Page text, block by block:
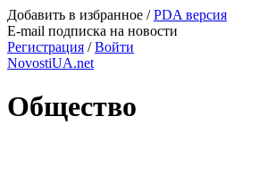
Добавить в избранное /PDA версия
E-mail подписка на новости
Регистрация /Войти
NovostiUA.net
Общество